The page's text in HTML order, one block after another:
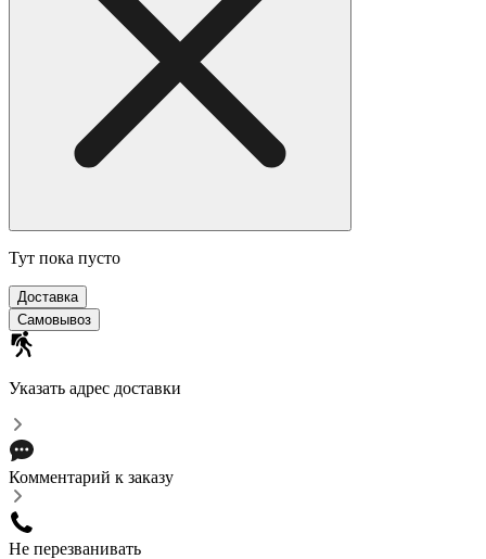
Тут пока пусто
Доставка
Самовывоз
Указать адрес доставки
Комментарий к заказу
Не перезванивать